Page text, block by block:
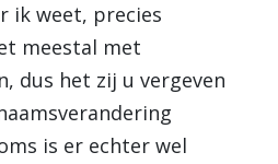
ik weet, precies
meestal met
dus het zij u vergeven
is er echter wel